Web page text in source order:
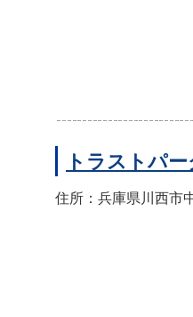
トラストパ
住所：兵庫県川西市